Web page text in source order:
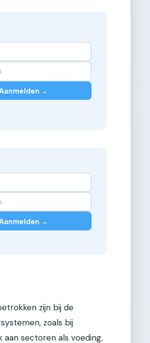
→
Aanmelden →
zijn bij de
zoals bij
aan sectoren als voeding,